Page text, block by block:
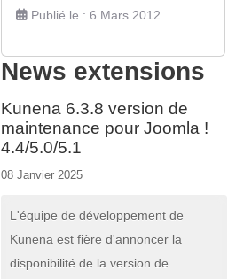
Publié le : 6 Mars 2012
News extensions
Kunena 6.3.8 version de
maintenance pour Joomla !
4.4/5.0/5.1
08 Janvier 2025
L'équipe de développement de
Kunena est fière d'annoncer la
disponibilité de la version de